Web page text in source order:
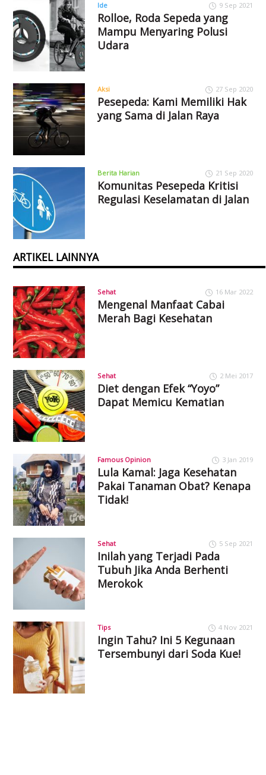
Ide 9 Sep 2021
Rolloe, Roda Sepeda yang
Mampu Menyaring Polusi
Udara
Aksi 27 Sep 2020
Pesepeda: Kami Memiliki Hak
yang Sama di Jalan Raya
Berita Harian 21 Sep 2020
Komunitas Pesepeda Kritisi
Regulasi Keselamatan di Jalan
ARTIKEL LAINNYA
Sehat 16 Mar 2022
Mengenal Manfaat Cabai
Merah Bagi Kesehatan
Sehat 2 Mei 2017
Diet dengan Efek “Yoyo”
Dapat Memicu Kematian
Famous Opinion 3 Jan 2019
Lula Kamal: Jaga Kesehatan
Pakai Tanaman Obat? Kenapa
Tidak!
Sehat 5 Sep 2021
Inilah yang Terjadi Pada
Tubuh Jika Anda Berhenti
Merokok
Tips 4 Nov 2021
Ingin Tahu? Ini 5 Kegunaan
Tersembunyi dari Soda Kue!